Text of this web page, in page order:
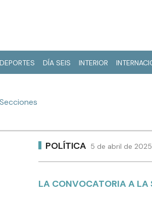
DEPORTES DÍA SEIS INTERIOR
Secciones
POLÍTICA 5 de abril de
LA CONVOCATORIA A LA